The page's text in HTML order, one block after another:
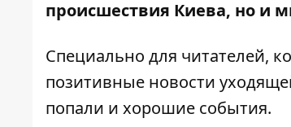
происшествия Киева, но и
Специально для читателей,
позитивные новости
попали и хорошие события.